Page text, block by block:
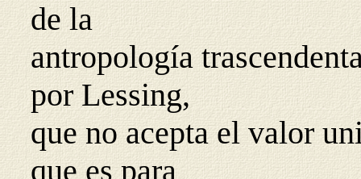
de la
antropología
por Lessing,
que no acepta el valor
que es para